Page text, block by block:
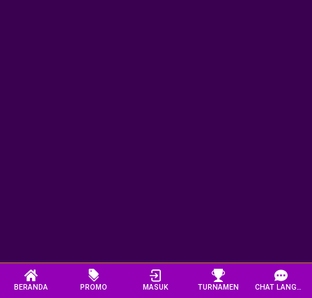
BERANDA PROMO MASUK TURNAMEN CHAT LANGSUNG